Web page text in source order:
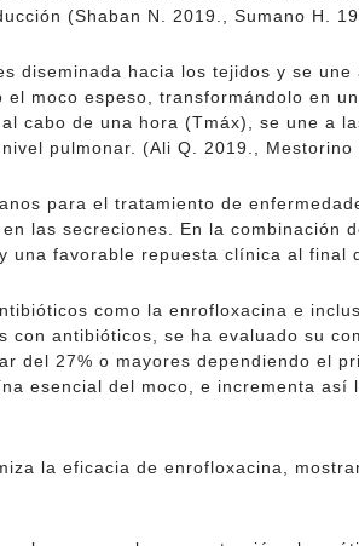
(Shaban N. 2019., Sumano H.
diseminada hacia los tejidos y se
moco espeso, transformándolo en
cabo de una hora (Tmáx), se une a
pulmonar. (Ali Q. 2019., Mestorino
para el tratamiento de
las secreciones. En la combinación
favorable repuesta clínica al final
como la enrofloxacina e
con antibióticos, se ha evaluado su
del 27% o mayores dependiendo el
esencial del moco, e incrementa
la eficacia de enrofloxacina,